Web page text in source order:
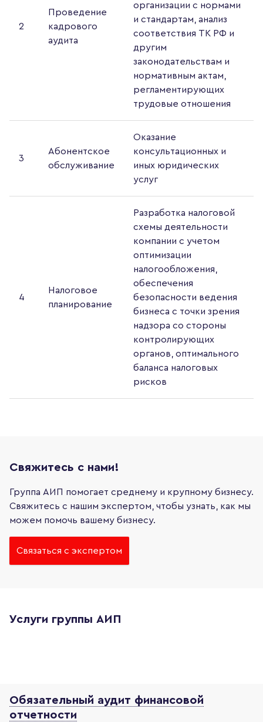
2
Проведение
кадрового
аудита
организации с нормами
и стандартам, анализ
соответствия ТК РФ и
другим
законодательствам и
нормативным актам,
регламентирующих
трудовые отношения
3
Абонентское
обслуживание
Оказание
консультационных и
иных юридических
услуг
4
Налоговое
планирование
Разработка налоговой
схемы деятельности
компании с учетом
оптимизации
налогообложения,
обеспечения
безопасности ведения
бизнеса с точки зрения
надзора со стороны
контролирующих
органов, оптимального
баланса налоговых
рисков
Свяжитесь с нами!
Группа АИП помогает среднему и крупному бизнесу.
Свяжитесь с нашим экспертом, чтобы узнать, как мы
можем помочь вашему бизнесу.
Связаться с экспертом
Услуги группы АИП
Обязательный аудит финансовой
отчетности